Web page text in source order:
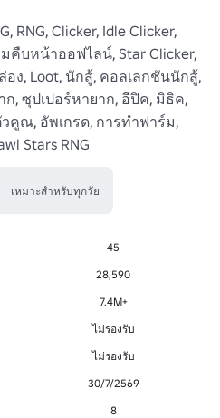
RNG, Clicker, Idle Clicker,
มคืบหน้าออฟไลน์, Star Clicker,
อง, Loot, นักสู้, คอลเลกชันนักสู้,
, ซุปเปอร์หายาก, อีปิค, มิธิค,
คูณ, อัพเกรด, การทำฟาร์ม,
Stars RNG
เหมาะสำหรับทุกวัย
45
28,590
7.4M+
ไม่รองรับ
ไม่รองรับ
30/7/2569
8